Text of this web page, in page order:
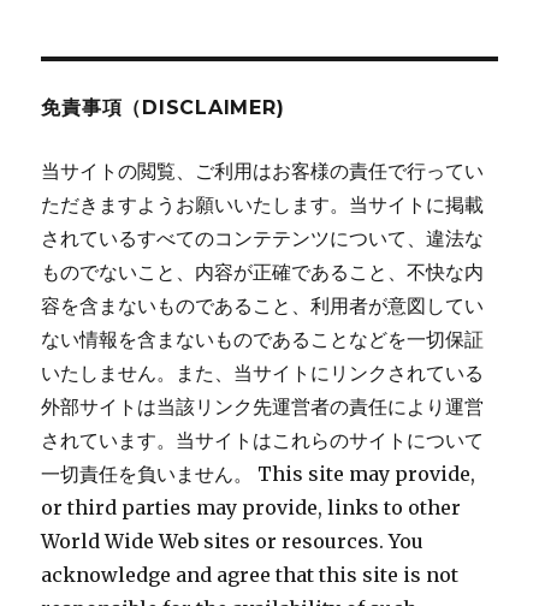
免責事項（DISCLAIMER)
当サイトの閲覧、ご利用はお客様の責任で行ってい
ただきますようお願いいたします。当サイトに掲載
されているすべてのコンテテンツについて、違法な
ものでないこと、内容が正確であること、不快な内
容を含まないものであること、利用者が意図してい
ない情報を含まないものであることなどを一切保証
いたしません。また、当サイトにリンクされている
外部サイトは当該リンク先運営者の責任により運営
されています。当サイトはこれらのサイトについて
一切責任を負いません。 This site may provide,
or third parties may provide, links to other
World Wide Web sites or resources. You
acknowledge and agree that this site is not